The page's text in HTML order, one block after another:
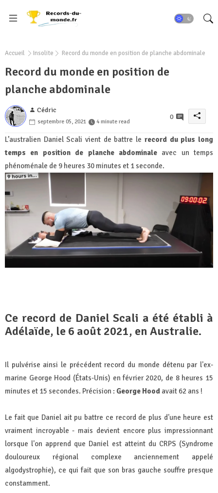
Accueil Insolite Record du monde en position de planche abdominale
Record du monde en position de
planche abdominale
Cédric
septembre 05, 2021 4 minute read
0
L’australien Daniel Scali vient de battre le record du plus long
temps en position de planche abdominaleavec un temps
phénoménale de 9 heures 30 minutes et 1 seconde.
Ce record de Daniel Scali a été établi à
Adélaïde, le 6 août 2021, en Australie.
Il pulvérise ainsi le précédent record du monde détenu par l'ex-
marine George Hood (États-Unis) en février 2020, de 8 heures 15
minutes et 15 secondes. Précision : George Hood avait 62 ans !
Le fait que Daniel ait pu battre ce record de plus d'une heure est
vraiment incroyable - mais devient encore plus impressionnant
lorsque l'on apprend que Daniel est atteint du CRPS (Syndrome
douloureux régional complexe anciennement appelé
algodystrophie), ce qui fait que son bras gauche souffre presque
constamment.